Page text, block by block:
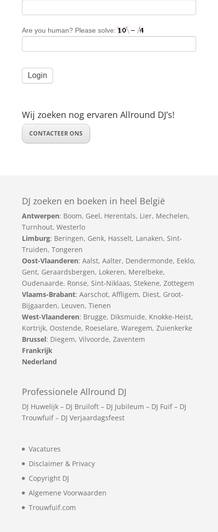
Are you human? Please solve:
Wij zoeken nog ervaren Allround DJ’s!
CONTACTEER ONS
DJ zoeken en boeken in heel België
Antwerpen: Boom, Geel, Herentals, Lier, Mechelen,
Turnhout, Westerlo
Limburg: Beringen, Genk, Hasselt, Lanaken, Sint-
Truiden, Tongeren
Oost-Vlaanderen: Aalst, Aalter, Dendermonde, Eeklo,
Gent, Geraardsbergen, Lokeren, Merelbeke,
Oudenaarde, Ronse, Sint-Niklaas, Stekene, Zottegem
Vlaams-Brabant: Aarschot, Affligem, Diest, Groot-
Bijgaarden, Leuven, Tienen
West-Vlaanderen: Brugge, Diksmuide, Knokke-Heist,
Kortrijk, Oostende, Roeselare, Waregem, Zuienkerke
Brussel: Diegem, Vilvoorde, Zaventem
Frankrijk
Nederland
Professionele Allround DJ
DJ Huwelijk– DJ Bruiloft– DJ Jubileum – DJ Fuif– DJ
Trouwfuif– DJ Verjaardagsfeest
Vacatures
Disclaimer & Privacy
Copyright DJ
Algemene Voorwaarden
Trouwfuif.com